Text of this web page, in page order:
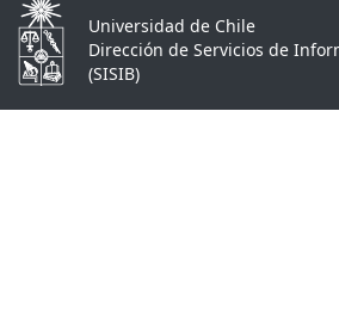
Universidad de Chile
Dirección de Servicios de
(SISIB)